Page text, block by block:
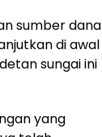
sumber dana
di awal
sungai ini
yang